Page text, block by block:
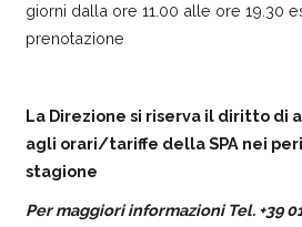
giorni dalla ore 11.00 alle ore 19.30
prenotazione
La Direzione si riserva il diritto di
agli orari/tariffe della SPA nei
stagione
Per maggiori informazioni Tel. +39